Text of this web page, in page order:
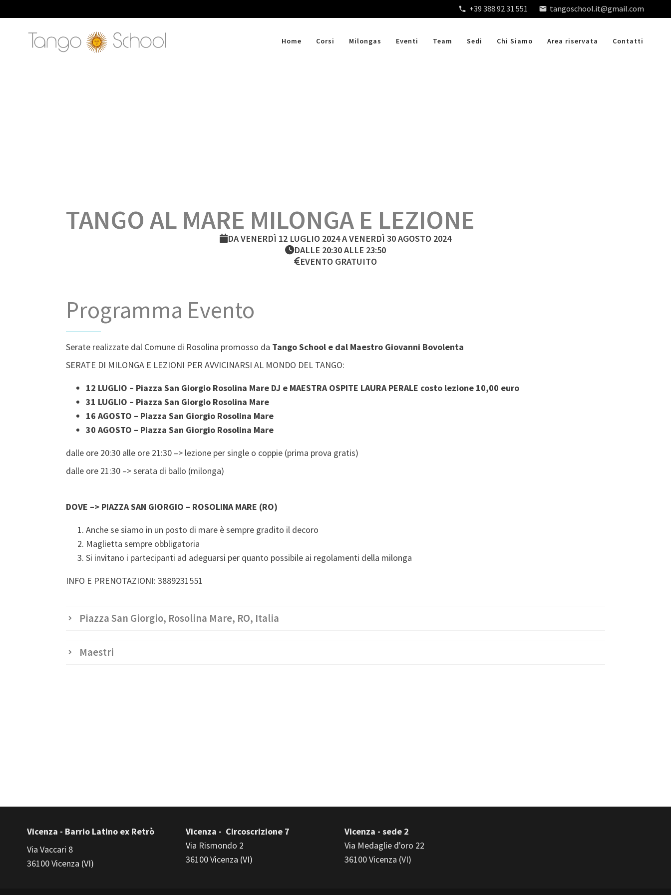
+39 388 92 31 551 tangoschool.it@gmail.com
Home Corsi Milongas Eventi Team Sedi Chi Siamo Area riservata Contatti
TANGO AL MARE MILONGA E LEZIONE
DA VENERDÌ 12 LUGLIO 2024 A VENERDÌ 30 AGOSTO 2024
DALLE 20:30 ALLE 23:50
EVENTO GRATUITO
Programma Evento
Serate realizzate dal Comune di Rosolina promosso da Tango School e dal Maestro Giovanni Bovolenta
SERATE DI MILONGA E LEZIONI PER AVVICINARSI AL MONDO DEL TANGO:
12 LUGLIO – Piazza San Giorgio Rosolina Mare DJ e MAESTRA OSPITE LAURA PERALE costo lezione 10,00 euro
31 LUGLIO – Piazza San Giorgio Rosolina Mare
16 AGOSTO – Piazza San Giorgio Rosolina Mare
30 AGOSTO – Piazza San Giorgio Rosolina Mare
dalle ore 20:30 alle ore 21:30 –> lezione per single o coppie (prima prova gratis)
dalle ore 21:30 –> serata di ballo (milonga)
DOVE –> PIAZZA SAN GIORGIO – ROSOLINA MARE (RO)
Anche se siamo in un posto di mare è sempre gradito il decoro
Maglietta sempre obbligatoria
Si invitano i partecipanti ad adeguarsi per quanto possibile ai regolamenti della milonga
INFO E PRENOTAZIONI: 3889231551
Piazza San Giorgio, Rosolina Mare, RO, Italia
Maestri
Vicenza - Barrio Latino ex Retrò
Via Vaccari 8
36100 Vicenza (VI)
Vicenza - Circoscrizione 7
Via Rismondo 2
36100 Vicenza (VI)
Vicenza - sede 2
Via Medaglie d'oro 22
36100 Vicenza (VI)